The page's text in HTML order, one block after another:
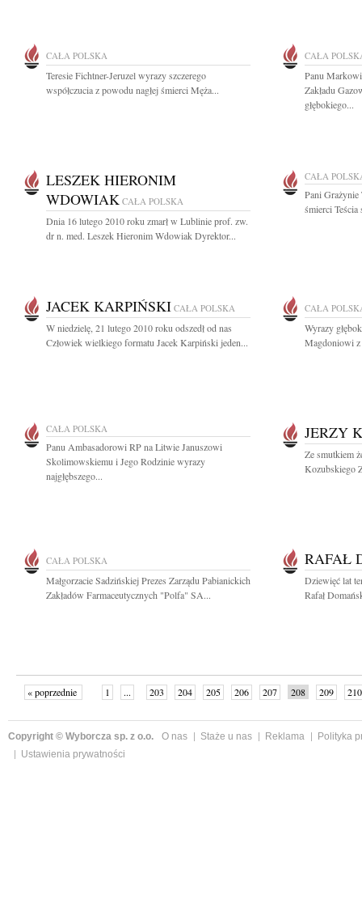
CAŁA POLSKA
Teresie Fichtner-Jeruzel wyrazy szczerego
współczucia z powodu nagłej śmierci Męża...
CAŁA
Panu
Zakładu
głębokiego...
LESZEK HIERONIM
WDOWIAK CAŁA POLSKA
Dnia 16 lutego 2010 roku zmarł w Lublinie prof. zw.
dr n. med. Leszek Hieronim Wdowiak Dyrektor...
CAŁA
Pani Grażynie
śmierci Teścia
JACEK KARPIŃSKI CAŁA POLSKA
W niedzielę, 21 lutego 2010 roku odszedł od nas
Człowiek wielkiego formatu Jacek Karpiński jeden...
CAŁA
Wyrazy
Magdoniowi z
CAŁA POLSKA
Panu Ambasadorowi RP na Litwie Januszowi
Skolimowskiemu i Jego Rodzinie wyrazy
najgłębszego...
JERZY
Ze smutkiem
Kozubskiego
CAŁA POLSKA
Małgorzacie Sadzińskiej Prezes Zarządu Pabianickich
Zakładów Farmaceutycznych "Polfa" SA...
RAFAŁ
Dziewięć lat
Rafał
« poprzednie 1 ... 203 204 205 206 207 208 209
210
Copyright © Wyborcza sp. z o.o. O nas Staże u nas Reklama
Polityka
Ustawienia prywatności